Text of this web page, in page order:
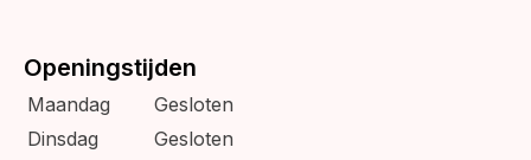
Openingstijden
Maandag
Gesloten
Dinsdag
Gesloten